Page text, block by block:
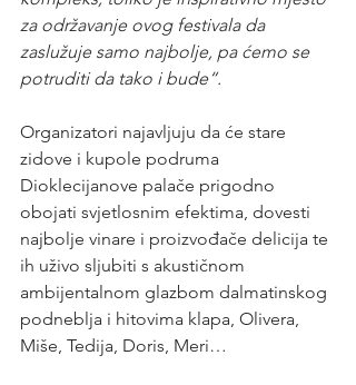
za održavanje ovog festivala da
zaslužuje samo najbolje, pa ćemo se
potruditi da tako i bude“.
Organizatori najavljuju da će stare
zidove i kupole podruma
Dioklecijanove palače prigodno
obojati svjetlosnim efektima, dovesti
najbolje vinare i proizvođače delicija te
ih uživo sljubiti s akustičnom
ambijentalnom glazbom dalmatinskog
podneblja i hitovima klapa, Olivera,
Miše, Tedija, Doris, Meri…